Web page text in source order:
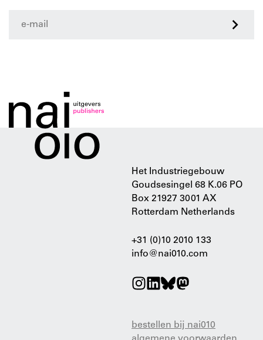
Het Industriegebouw
Goudsesingel 68 K.06 PO
Box 21927 3001 AX
Rotterdam Netherlands
+31 (0)10 2010 133
info@nai010.com
bestellen bij nai010